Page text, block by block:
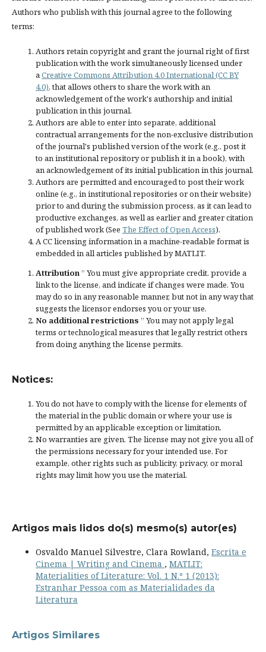
Authors who publish with this journal agree to the following
terms:
Authors retain copyright and grant the journal right of first
publication with the work simultaneously licensed under
aCreative Commons Attribution 4.0 International (CC BY
4.0), that allows others to share the work with an
acknowledgement of the work's authorship and initial
publication in this journal.
Authors are able to enter into separate, additional
contractual arrangements for the non-exclusive distribution
of the journal's published version of the work (e.g., post it
to an institutional repository or publish it in a book), with
an acknowledgement of its initial publication in this journal.
Authors are permitted and encouraged to post their work
online (e.g., in institutional repositories or on their website)
prior to and during the submission process, as it can lead to
productive exchanges, as well as earlier and greater citation
of published work (See The Effect of Open Access).
A CC licensing information in a machine-readable format is
embedded in all articles published by MATLIT.
Attribution” You must give appropriate credit, provide a
link to the license, andindicate if changes were made. You
may do so in any reasonable manner, but not in any way that
suggests the licensor endorses you or your use.
No additional restrictions ” You may not apply legal
terms ortechnological measuresthat legally restrict others
from doing anything the license permits.
Notices:
You do not have to comply with the license for elements of
the material in the public domain or where your use is
permitted by an applicable exception or limitation.
No warranties are given. The license may not give you all of
the permissions necessary for your intended use. For
example, other rights such as publicity, privacy, or moral
rights may limit how you use the material.
Artigos mais lidos do(s) mesmo(s) autor(es)
Osvaldo Manuel Silvestre, Clara Rowland, Escrita e
Cinema | Writing and Cinema , MATLIT:
Materialities of Literature: Vol. 1 N.º 1 (2013):
Estranhar Pessoa com as Materialidades da
Literatura
Artigos Similares